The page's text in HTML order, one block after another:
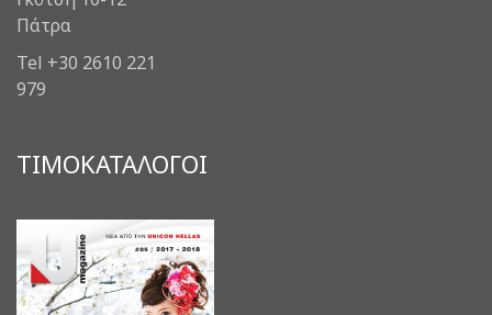
Πάτρα
Tel +30 2610 221
979
ΤΙΜΟΚΑΤΑΛΟΓΟΙ